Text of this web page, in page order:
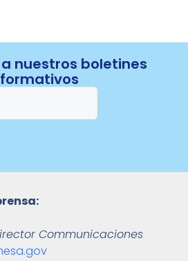
nuestros boletines
Communicaciones